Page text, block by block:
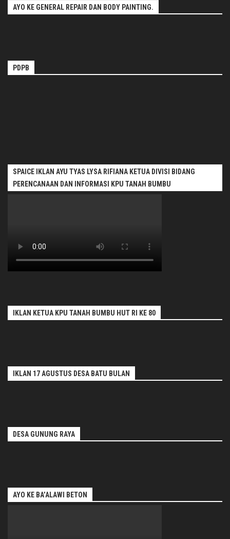
AYO KE GENERAL REPAIR DAN BODY PAINTING.
PDPB
SPAICE IKLAN AYU TYAS LYSA RIFIANA KETUA DIVISI BIDANG
PERENCANAAN DAN INFORMASI KPU TANAH BUMBU
IKLAN KETUA KPU TANAH BUMBU HUT RI KE 80
IKLAN 17 AGUSTUS DESA BATU BULAN
DESA GUNUNG RAYA
AYO KE BA’ALAWI BETON